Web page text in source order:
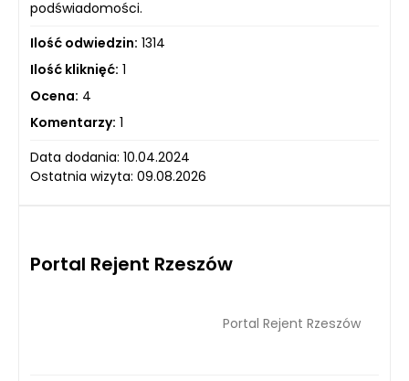
podświadomości.
Ilość odwiedzin: 1314
Ilość kliknięć: 1
Ocena: 4
Komentarzy: 1
Data dodania: 10.04.2024
Ostatnia wizyta: 09.08.2026
Portal Rejent Rzeszów
Portal Rejent Rzeszów